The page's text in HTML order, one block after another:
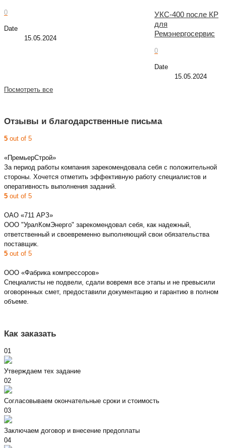
0
Date
15.05.2024
УКС-400 после КР
для
Ремэнергосервис
0
Date
15.05.2024
Посмотреть все
Отзывы и благодарственные письма
5 out of 5
«ПремьерСтрой»
За период работы компания зарекомендовала себя с положительной
стороны. Хочется отметить эффективную работу специалистов и
оперативность выполнения заданий.
5 out of 5
ОАО «711 АРЗ»
ООО "УралКомЭнерго" зарекомендовал себя, как надежный,
ответственный и своевременно выполняющий свои обязательства
поставщик.
5 out of 5
ООО «Фабрика компрессоров»
Специалисты не подвели, сдали вовремя все этапы и не превысили
оговоренных смет, предоставили документацию и гарантию в полном
объеме.
Как заказать
01
Утверждаем тех задание
02
Согласовываем окончательные сроки и стоимость
03
Заключаем договор и внесение предоплаты
04